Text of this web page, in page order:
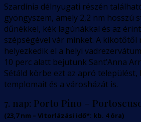
Szardínia délnyugati részén
gyöngyszem, amely 2,2 nm hosszú
dűnékkel, kék lagúnákkal és az
szépségével vár minket. A kikötőtől
helyezkedik el a helyi
10 perc alatt bejutunk Sant’Anna
Sétáld körbe ezt az apró települést,
templomait és a városházát is.
7. nap: Porto Pino –
(23,7nm – Vitorlázási idő*: kb. 4 óra)